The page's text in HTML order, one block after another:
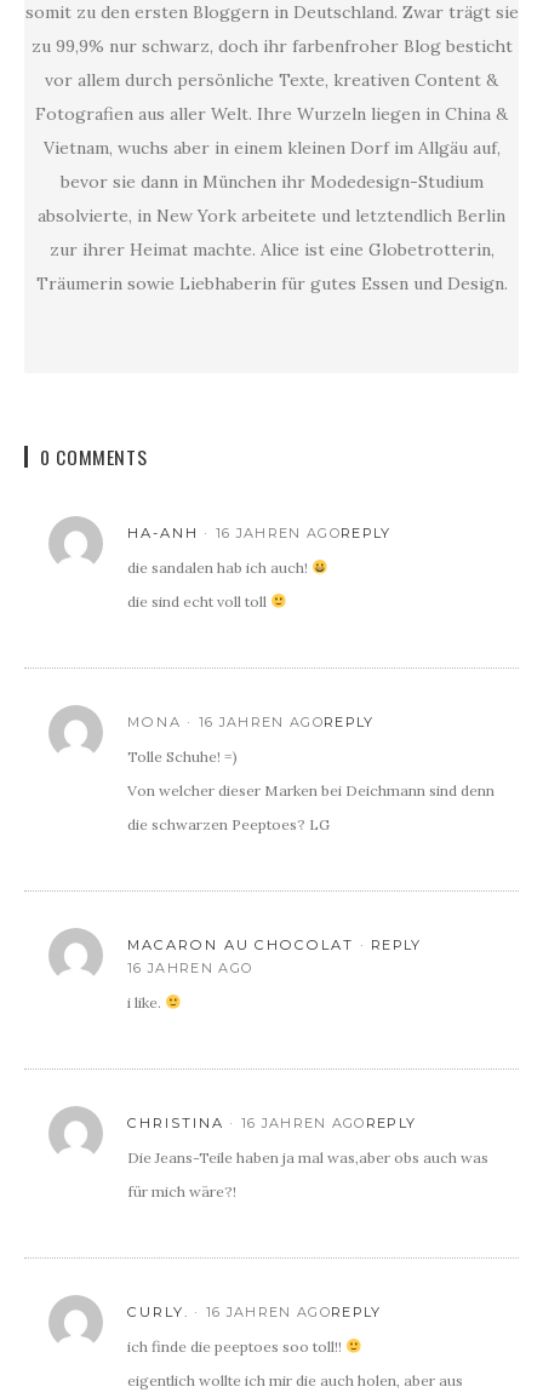
somit zu den ersten Bloggern in Deutschland. Zwar trägt sie
zu 99,9% nur schwarz, doch ihr farbenfroher Blog besticht
vor allem durch persönliche Texte, kreativen Content &
Fotografien aus aller Welt. Ihre Wurzeln liegen in China &
Vietnam, wuchs aber in einem kleinen Dorf im Allgäu auf,
bevor sie dann in München ihr Modedesign-Studium
absolvierte, in New York arbeitete und letztendlich Berlin
zur ihrer Heimat machte. Alice ist eine Globetrotterin,
Träumerin sowie Liebhaberin für gutes Essen und Design.
0 COMMENTS
HA-ANH 16 JAHREN AGOREPLY
die sandalen hab ich auch!
die sind echt voll toll
MONA 16 JAHREN AGOREPLY
Tolle Schuhe! =)
Von welcher dieser Marken bei Deichmann sind denn
die schwarzen Peeptoes? LG
MACARON AU CHOCOLAT
16 JAHREN AGO
REPLY
i like.
CHRISTINA 16 JAHREN AGO REPLY
Die Jeans-Teile haben ja mal was,aber obs auch was
für mich wäre?!
CURLY. 16 JAHREN AGOREPLY
ich finde die peeptoes soo toll!!
eigentlich wollte ich mir die auch holen, aber aus